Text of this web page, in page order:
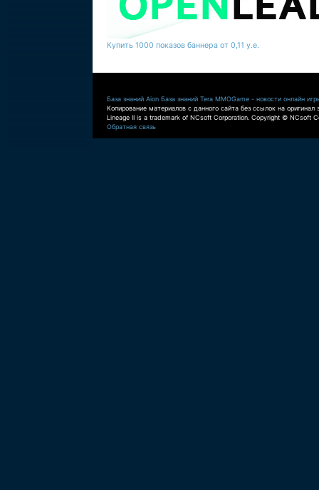
Купить 1000 показов баннера от 0,11 у.е.
База знаний Aion База знаний Tera MMOGame - новости онлайн
Копирование материалов с данного сайта без ссылок на оригинал
Lineage II is a trademark of NCsoft Corporation. Copyright © NCsoft
Обратная связь